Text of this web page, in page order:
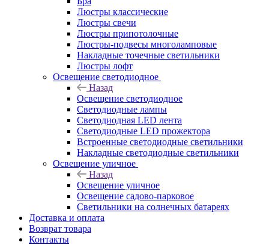
Люстры классические
Люстры свечи
Люстры припотолочные
Люстры-подвесы многоламповые
Накладные точечные светильники
Люстры лофт
Освещение светодиодное
Назад
Освещение светодиодное
Светодиодные лампы
Светодиодная LED лента
Светодиодные LED прожектора
Встроенные светодиодные светильники
Накладные светодиодные светильники
Освещение уличное
Назад
Освещение уличное
Освещение садово-парковое
Светильники на солнечных батареях
Доставка и оплата
Возврат товара
Контакты